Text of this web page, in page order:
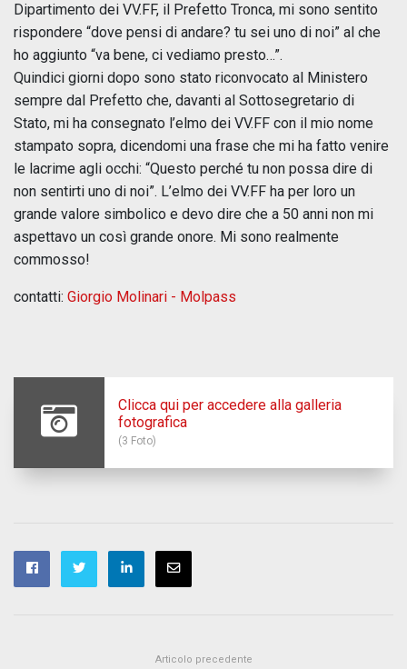
Dipartimento dei VV.FF, il Prefetto Tronca, mi sono sentito
rispondere “dove pensi di andare? tu sei uno di noi” al che
ho aggiunto “va bene, ci vediamo presto…”.
Quindici giorni dopo sono stato riconvocato al Ministero
sempre dal Prefetto che, davanti al Sottosegretario di
Stato, mi ha consegnato l’elmo dei VV.FF con il mio nome
stampato sopra, dicendomi una frase che mi ha fatto venire
le lacrime agli occhi: “Questo perché tu non possa dire di
non sentirti uno di noi”. L’elmo dei VV.FF ha per loro un
grande valore simbolico e devo dire che a 50 anni non mi
aspettavo un così grande onore. Mi sono realmente
commosso!
contatti: Giorgio Molinari - Molpass
Clicca qui per accedere alla galleria
fotografica
(3 Foto)
Articolo precedente